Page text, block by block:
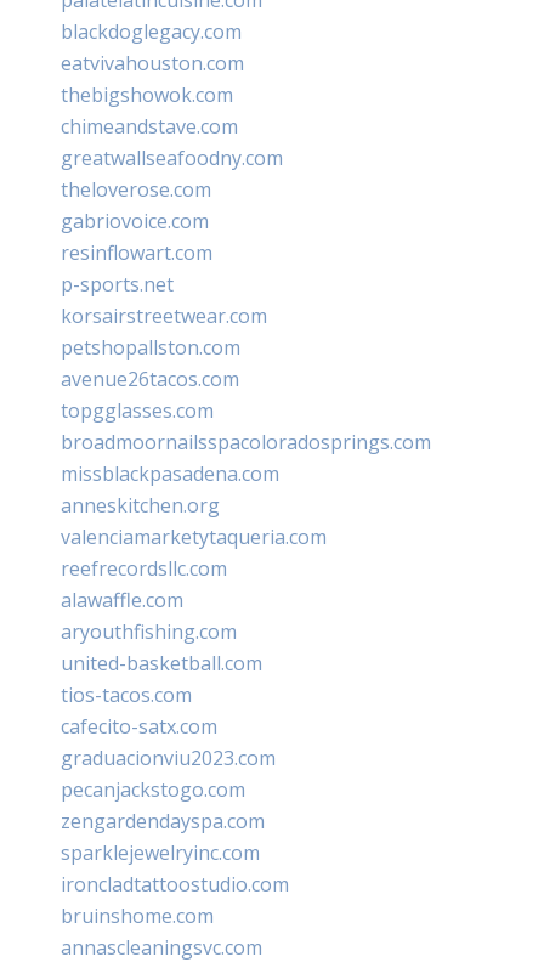
blackdoglegacy.com
eatvivahouston.com
thebigshowok.com
chimeandstave.com
greatwallseafoodny.com
theloverose.com
gabriovoice.com
resinflowart.com
p-sports.net
korsairstreetwear.com
petshopallston.com
avenue26tacos.com
topgglasses.com
broadmoornailsspacoloradosprings.com
missblackpasadena.com
anneskitchen.org
valenciamarketytaqueria.com
reefrecordsllc.com
alawaffle.com
aryouthfishing.com
united-basketball.com
tios-tacos.com
cafecito-satx.com
graduacionviu2023.com
pecanjackstogo.com
zengardendayspa.com
sparklejewelryinc.com
ironcladtattoostudio.com
bruinshome.com
annascleaningsvc.com